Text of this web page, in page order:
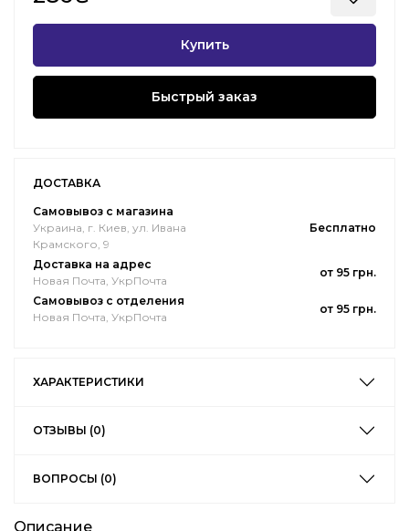
Купить
Быстрый заказ
ДОСТАВКА
Самовывоз с магазина
Украина, г. Киев, ул. Ивана
Крамского, 9
Бесплатно
Доставка на адрес
Новая Почта, УкрПочта
от 95 грн.
Самовывоз с отделения
Новая Почта, УкрПочта
от 95 грн.
ХАРАКТЕРИСТИКИ
ОТЗЫВЫ (0)
ВОПРОСЫ (0)
Описание